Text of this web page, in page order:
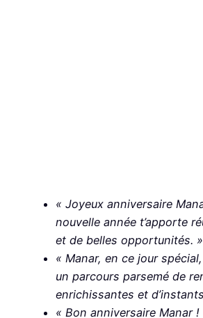
« Joyeux anniversaire
nouvelle année t’apporte
et de belles opportunités. »
« Manar, en ce jour
un parcours parsemé de
enrichissantes et
« Bon anniversaire Manar